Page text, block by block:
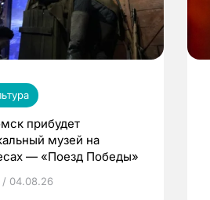
прибудет
музей на
— «Поезд Победы»
/ 04.08.26